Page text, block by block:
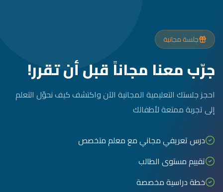
جلسة مجانية
جرّب معنا مجاناً قبل أن تقرر!
احجز جلستك التعليمية المجانية الآن واكتشف كيف نحوّل التعلم
إلى تجربة ممتعة لأطفالك
درس تعريفي مجاني مع معلم متخصص
تقييم مستوى الطالب
خطة دراسية مخصصة